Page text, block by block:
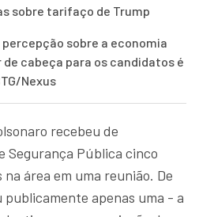
sobre tarifaço de Trump
sobre a economia
cabeça para os candidatos é
Nexus
recebeu de
Segurança Pública cinco
área em uma reunião. De
publicamente apenas uma - a